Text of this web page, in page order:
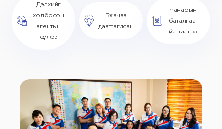
Дэлхийг
холбосон
агентын
сүлжээ
Бүх ачаа
даатгагдсан
Чанарын
баталгаат
үйлчилгээ